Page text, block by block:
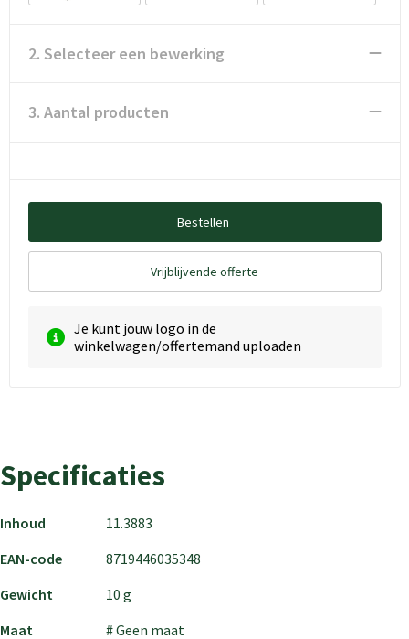
2. Selecteer een bewerking
3. Aantal producten
Bestellen
Vrijblijvende offerte
Je kunt jouw logo in de
winkelwagen/offertemand uploaden
Specificaties
Inhoud
11.3883
EAN-code
8719446035348
Gewicht
10 g
Maat
# Geen maat